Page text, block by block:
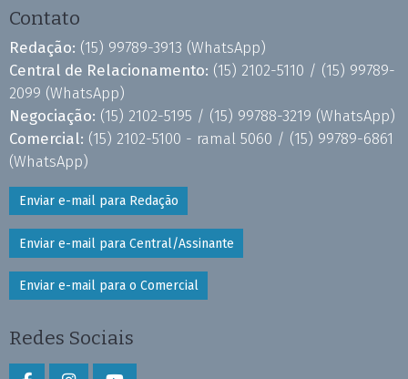
Contato
Redação: (15) 99789-3913 (WhatsApp)
Central de Relacionamento: (15) 2102-5110 / (15) 99789-
2099 (WhatsApp)
Negociação: (15) 2102-5195 / (15) 99788-3219 (WhatsApp)
Comercial: (15) 2102-5100 - ramal 5060 / (15) 99789-6861
(WhatsApp)
Enviar e-mail para Redação
Enviar e-mail para Central/Assinante
Enviar e-mail para o Comercial
Redes Sociais